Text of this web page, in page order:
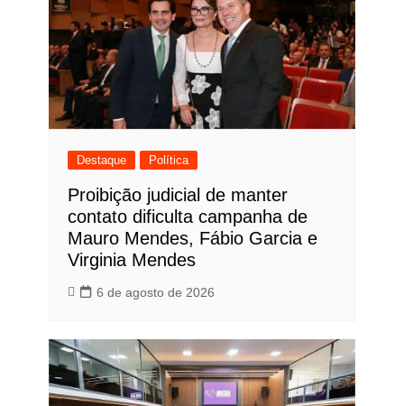
Destaque Política
Proibição judicial de manter
contato dificulta campanha de
Mauro Mendes, Fábio Garcia e
Virginia Mendes
6 de agosto de 2026